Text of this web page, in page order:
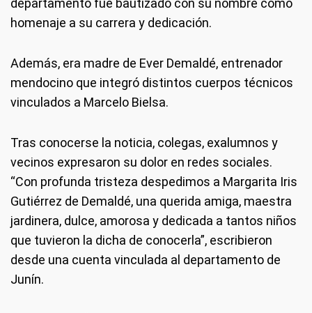
departamento fue bautizado con su nombre como
homenaje a su carrera y dedicación.
Además, era madre de Ever Demaldé, entrenador
mendocino que integró distintos cuerpos técnicos
vinculados a Marcelo Bielsa.
Tras conocerse la noticia, colegas, exalumnos y
vecinos expresaron su dolor en redes sociales.
“Con profunda tristeza despedimos a Margarita Iris
Gutiérrez de Demaldé, una querida amiga, maestra
jardinera, dulce, amorosa y dedicada a tantos niños
que tuvieron la dicha de conocerla”, escribieron
desde una cuenta vinculada al departamento de
Junín.